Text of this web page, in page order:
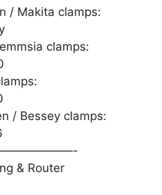
/ Makita clamps:
clamps:
/ Bessey clamps:
& Router